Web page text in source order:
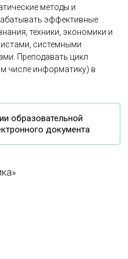
методы и
эффективные
техники, экономики и
системными
Преподавать цикл
числе информатику) в
образовательной
документа